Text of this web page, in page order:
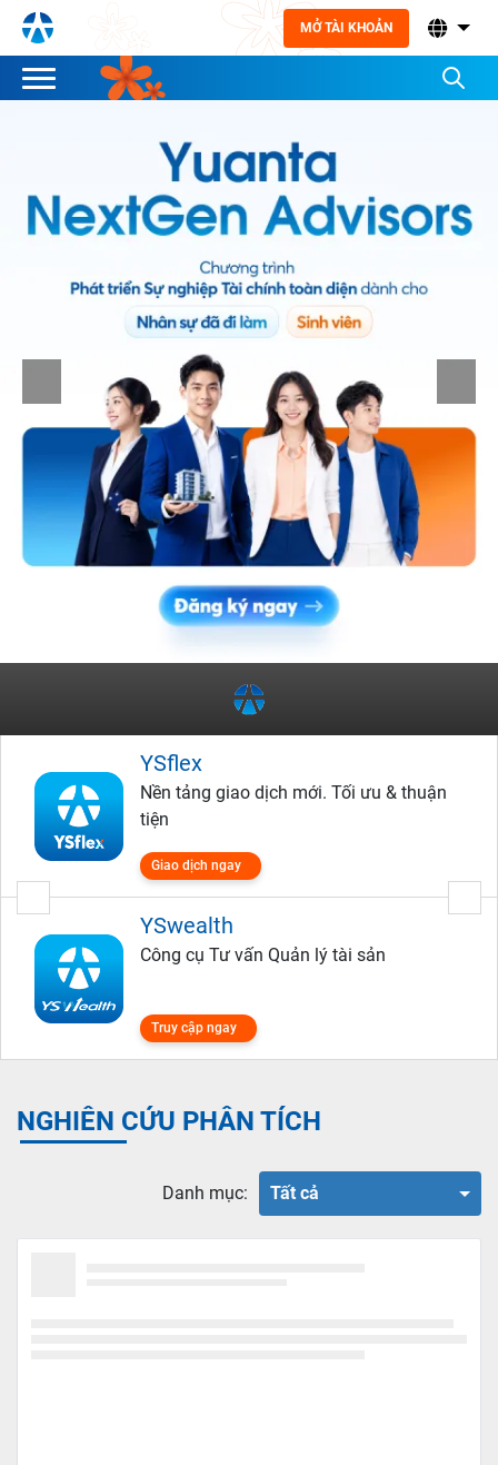
MỞ TÀI KHOẢN
YSflex
Nền tảng giao dịch mới. Tối ưu & thuận
tiện
Giao dịch ngay
YSwealth
Công cụ Tư vấn Quản lý tài sản
Truy cập ngay
NGHIÊN CỨU PHÂN TÍCH
Danh mục: Tất cả